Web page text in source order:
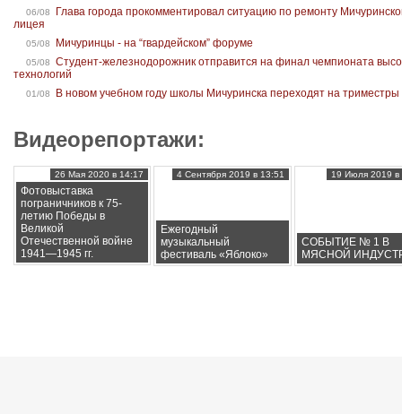
06/08
Глава города прокомментировал ситуацию по ремонту
лицея
05/08 Мичуринцы - на “гвардейском” форуме
05/08
Студент-железнодорожник отправится на финал чемпионата
технологий
01/08 В новом учебном году школы Мичуринска переходят на триместры
Видеорепортажи:
Фотовыставка
пограничников к 75-
летию Победы в
Великой
Отечественной войне
1941—1945 гг.
26 Мая 2020 в 14:17
Ежегодный
музыкальный
фестиваль «Яблоко»
4 Сентября 2019 в 13:51
СОБЫТИЕ № 1 В
МЯСНОЙ
19 Июля 2019 в